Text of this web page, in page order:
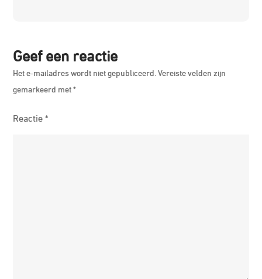
Geef een reactie
Het e-mailadres wordt niet gepubliceerd. Vereiste velden zijn
gemarkeerd met*
Reactie*